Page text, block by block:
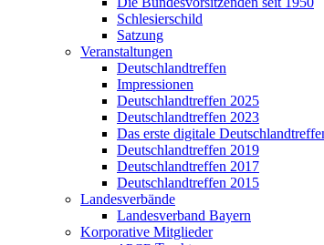
Schlesierschild
Satzung
Veranstaltungen
Deutschlandtreffen
Impressionen
Deutschlandtreffen 2025
Deutschlandtreffen 2023
Das erste digitale
Deutschlandtreffen 2019
Deutschlandtreffen 2017
Deutschlandtreffen 2015
Landesverbände
Landesverband Bayern
Korporative Mitglieder